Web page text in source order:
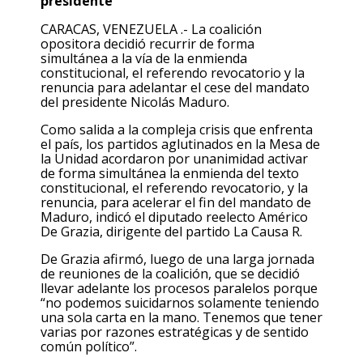
CARACAS, VENEZUELA .- La coalición
opositora decidió recurrir de forma
simultánea a la vía de la enmienda
constitucional, el referendo revocatorio y la
renuncia para adelantar el cese del mandato
del presidente Nicolás Maduro.
Como salida a la compleja crisis que enfrenta
el país, los partidos aglutinados en la Mesa de
la Unidad acordaron por unanimidad activar
de forma simultánea la enmienda del texto
constitucional, el referendo revocatorio, y la
renuncia, para acelerar el fin del mandato de
Maduro, indicó el diputado reelecto Américo
De Grazia, dirigente del partido La Causa R.
De Grazia afirmó, luego de una larga jornada
de reuniones de la coalición, que se decidió
llevar adelante los procesos paralelos porque
“no podemos suicidarnos solamente teniendo
una sola carta en la mano. Tenemos que tener
varias por razones estratégicas y de sentido
común político”.